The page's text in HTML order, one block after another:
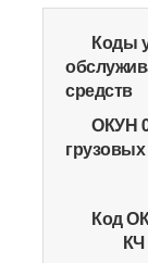
Коды
средств
ОКУН
Код
КЧ